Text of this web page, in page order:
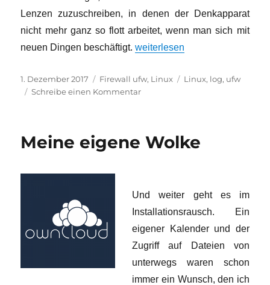
Lenzen zuzuschreiben, in denen der Denkapparat
nicht mehr ganz so flott arbeitet, wenn man sich mit
neuen Dingen beschäftigt.„Firewall ufw… ein bisschen
weiterlesen
Veröffentlicht
am
1. Dezember 2017 Kategorien
Firewall ufw, Linux Schlagwörter
Linux, log, ufw
Schreibe einen Kommentarzu
bisschen
Meine eigene Wolke
Und weiter geht es im
Installationsrausch. Ein
eigener Kalender und der
Zugriff auf Dateien von
unterwegs waren schon
immer ein Wunsch, den ich